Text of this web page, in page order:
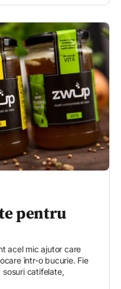
pentru
acel mic ajutor care
într-o bucurie. Fie
catifelate,